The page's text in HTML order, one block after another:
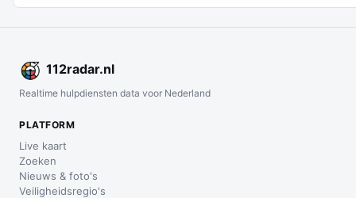
112radar.nl
Realtime hulpdiensten data voor Nederland
PLATFORM
Live kaart
Zoeken
Nieuws & foto's
Veiligheidsregio's